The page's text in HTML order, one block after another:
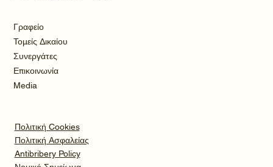
Γραφείο
Τομείς Δικαίου
Συνεργάτες
Επικοινωνία
Media
Πολιτική Cookies
Πολιτική Ασφαλείας
Antibribery Policy